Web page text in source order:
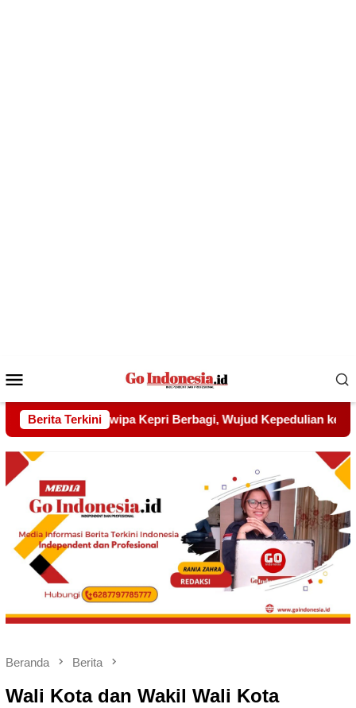
Mobile
Berita Terkini
Wujud Kepedulian kepada Pondok Tahfidz Yatim dan
Beranda Berita
Wali Kota dan Wakil Wali Kota